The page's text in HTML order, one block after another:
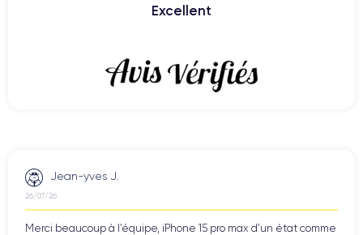
Excellent
Jean-yves J.
26/07/26
Merci beaucoup à l’équipe, iPhone 15 pro max d’un état comme